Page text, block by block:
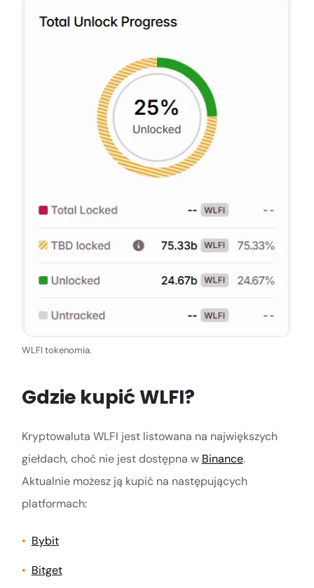
WLFI tokenomia.
Gdzie kupić WLFI?
Kryptowaluta WLFI jest listowana na największych
giełdach, choć nie jest dostępna w Binance.
Aktualnie możesz ją kupić na następujących
platformach:
Bybit
Bitget